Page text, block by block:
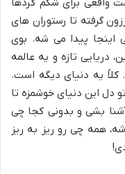
واقعی برای شکم گردها
گرفته تا رستوران های
پیدا می شه. بوی
دریایی تازه و یه عالمه
یه دنیای دیگه است.
دل این دنیای خوشمزه تا
آشنا بشی و بدونی کجا چی
همه چی رو ریز به ریز